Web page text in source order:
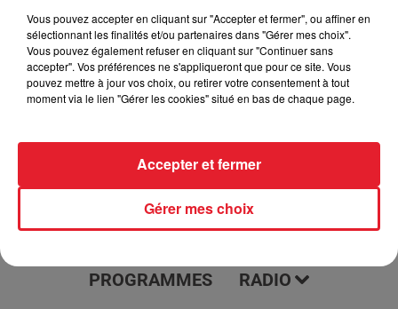
Le Morning Show
ACTUS MUSIQUES
PROGRAMMES RADIO
Vous pouvez accepter en cliquant sur "Accepter et fermer", ou affiner en
sélectionnant les finalités et/ou partenaires dans "Gérer mes choix".
Vous pouvez également refuser en cliquant sur "Continuer sans
accepter". Vos préférences ne s'appliqueront que pour ce site. Vous
pouvez mettre à jour vos choix, ou retirer votre consentement à tout
moment via le lien "Gérer les cookies" situé en bas de chaque page.
Gérer mes choix
Accepter et fermer